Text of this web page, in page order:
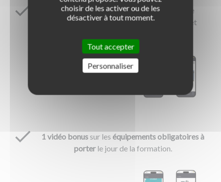
8 quiz chronométrés, avec deux niveaux de
difficulté, pour évaluer vos connaissances et
1 vidéo bonus sur les équipements obligatoires à
porterle jour de la formation.
choisir de les activer ou de les
désactiver à tout moment.
Tout accepter
Personnaliser